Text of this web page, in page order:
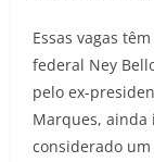
Essas vagas
federal Ney
pelo ex-
Marques, ainda
considerado